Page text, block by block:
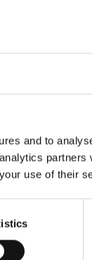
and to
partners
use of their
in de arm nam.
Ook
en de
op
gewoon wordt
ontving Heusden
grootschalige
de vesting. De